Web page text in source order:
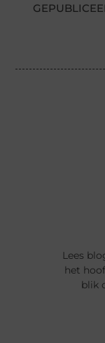
Lees
het
blik